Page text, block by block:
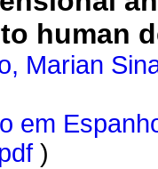
human
Marian
em
)